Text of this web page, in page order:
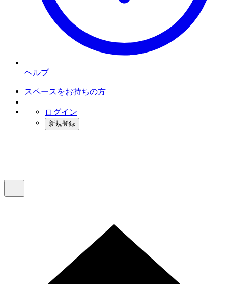
ヘルプ
スペースをお持ちの方
ログイン
新規登録